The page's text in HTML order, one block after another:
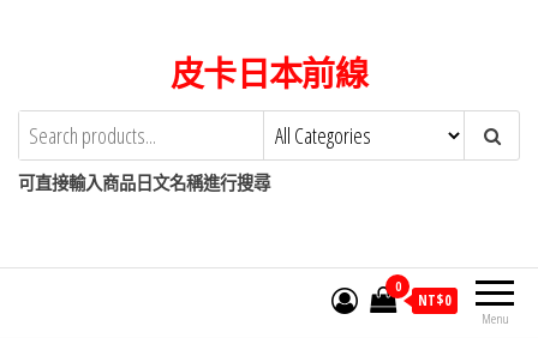
content
皮卡日本前線
可直接輸入商品日文名稱進行搜尋
Menu
0
NT$0